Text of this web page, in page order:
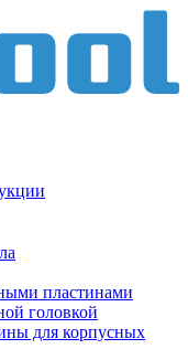
пластинами
головкой
для корпусных